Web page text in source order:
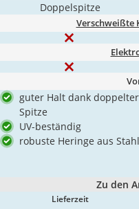
Doppelspitze
Verschweißte
guter Halt dank doppelter
Spitze
UV-beständig
robuste Heringe aus Stahl
Zu den
Lieferzeit